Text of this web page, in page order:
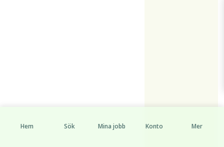
Hem Sök Mina jobb Konto Mer